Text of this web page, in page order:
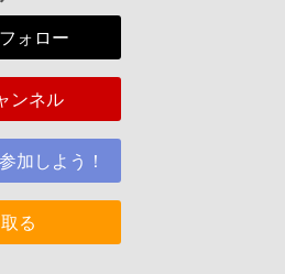
ォロー
ンネル
加しよう！
る